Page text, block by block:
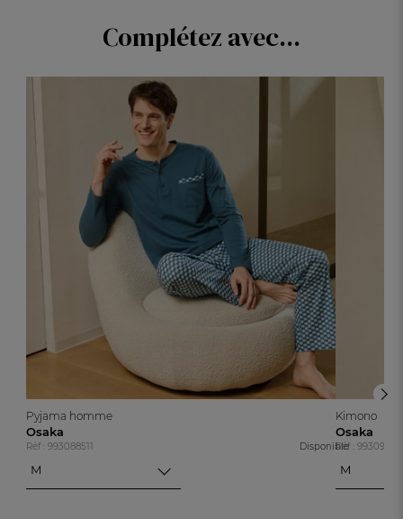
Complétez avec...
Pyjama homme
Osaka
Réf : 993088511 Disponible
M
Kimono
Osaka
Réf : 993098911
M